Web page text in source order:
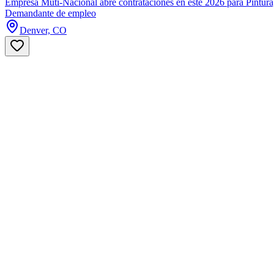
Empresa Muti-Nacional abre contrataciones en este 2026 para
Demandante de empleo
Denver, CO